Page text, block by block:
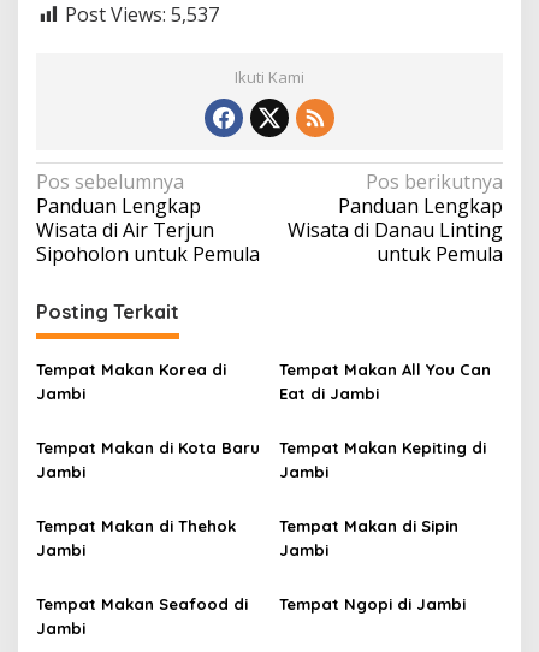
Post Views: 5,537
Ikuti Kami
N
a
v
g
a
s
p
o
s
Pos sebelumnya
Panduan Lengkap
Wisata di Air Terjun
Sipoholon untuk Pemula
Pos berikutnya
Panduan Lengkap
Wisata di Danau Linting
untuk Pemula
Posting Terkait
Tempat Makan Korea di
Jambi
Tempat Makan All You Can
Eat di Jambi
Tempat Makan di Kota Baru
Jambi
Tempat Makan Kepiting di
Jambi
Tempat Makan di Thehok
Jambi
Tempat Makan di Sipin
Jambi
Tempat Makan Seafood di
Jambi
Tempat Ngopi di Jambi